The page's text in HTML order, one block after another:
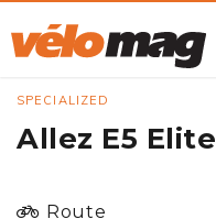
SPECIALIZED
Allez E5 Elite
Route